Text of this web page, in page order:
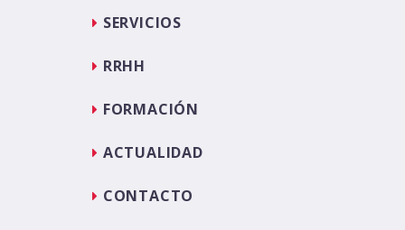
SERVICIOS
RRHH
FORMACIÓN
ACTUALIDAD
CONTACTO